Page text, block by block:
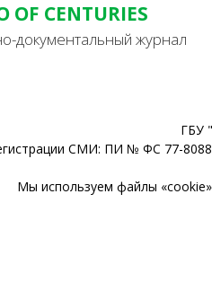
OF CENTURIES
документальный журнал
ГБУ
СМИ: ПИ № ФС 77-
Мы используем файлы «cookie»